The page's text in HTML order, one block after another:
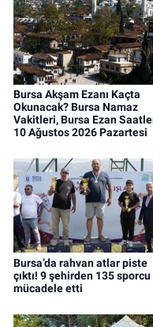
Bursa Akşam Ezanı Kaçta
Okunacak? Bursa Namaz
Vakitleri, Bursa Ezan
10 Ağustos 2026 Pazartesi
Bursa’da rahvan atlar piste
çıktı! 9 şehirden 135 sporcu
mücadele etti